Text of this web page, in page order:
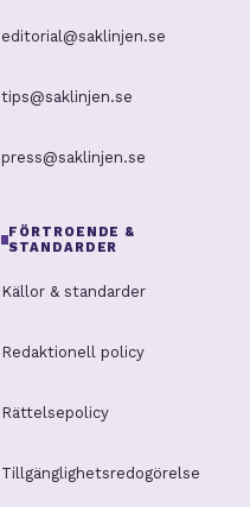
editorial@saklinjen.se
tips@saklinjen.se
press@saklinjen.se
FÖRTROENDE &
STANDARDER
Källor & standarder
Redaktionell policy
Rättelsepolicy
Tillgänglighetsredogörelse